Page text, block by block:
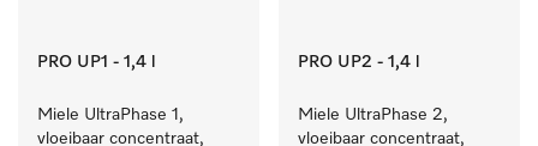
PRO UP1 - 1,4 l
Miele UltraPhase 1,
vloeibaar concentraat,
PRO UP2 - 1,4 l
Miele UltraPhase 2,
vloeibaar concentraat,